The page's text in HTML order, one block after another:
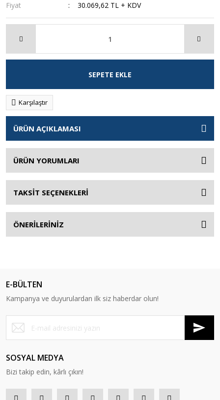
Fiyat
30.069,62 TL + KDV
SEPETE EKLE
Karşılaştır
ÜRÜN AÇIKLAMASI
ÜRÜN YORUMLARI
TAKSİT SEÇENEKLERİ
ÖNERİLERİNİZ
E-BÜLTEN
Kampanya ve duyurulardan ilk siz haberdar olun!
SOSYAL MEDYA
Bizi takip edin, kârlı çıkın!